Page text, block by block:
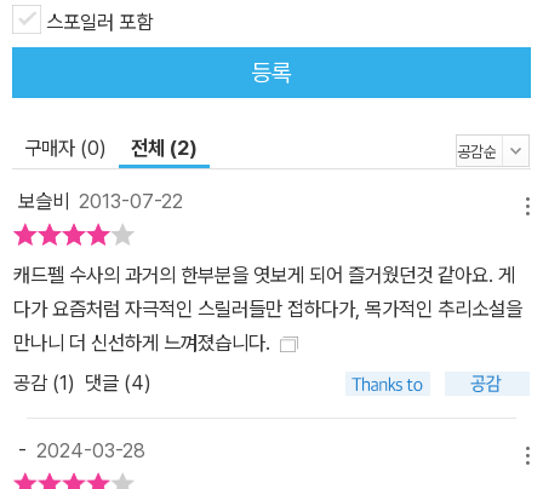
스포일러 포함
등록
구매자 (0) 전체 (2)
보슬비 2013-07-22
캐드펠 수사의 과거의 한부분을 엿보게 되어 즐거웠던것 같아요. 게
다가 요즘처럼 자극적인 스릴러들만 접하다가, 목가적인 추리소설을
만나니 더 신선하게 느껴졌습니다.
공감 (1) 댓글 (4)
- 2024-03-28